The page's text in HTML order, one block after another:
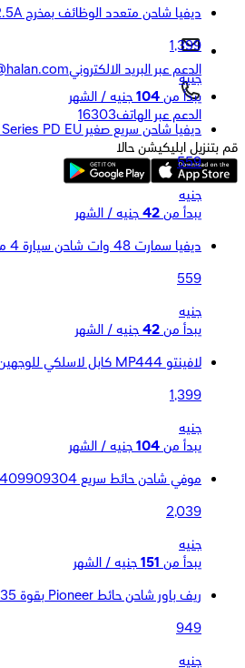
ديفيا شاحن متعدد الوظائف بمخرج USB*2, 5V, 2.5A
1,399
جنيه
يبدأ من 104 جنيه / الشهر
ديفيا شاحن سريع صغير Smart Series PD EU قوة 30 وات - أبيض
559
جنيه
يبدأ من 42 جنيه / الشهر
ديفيا سمارت 48 وات شاحن سيارة 4 منافذ 2A &amp; 2C - فضي
559
جنيه
يبدأ من 42 جنيه / الشهر
لافينتو MP444 كابل لاسلكي للوجهين 2 في 1 - 15 وات
1,399
جنيه
يبدأ من 104 جنيه / الشهر
موفي شاحن حائط سريع 409909304 بمنفذين بقوة 67 وات موديل 840056158269 - أبيض
2,039
جنيه
يبدأ من 151 جنيه / الشهر
ريف باور شاحن حائط Pioneer بقوة 35 وات 2 منفذ PD موديل RP-PC1046 - أسود
949
جنيه
الدعم عبر البريد الالكتروني
الدعم عبر الهاتف16303
قم بتنزيل ابليكيشن حالا